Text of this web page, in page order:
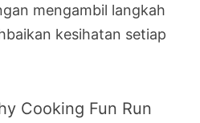
mengambil langkah
kesihatan setiap
Cooking Fun Run